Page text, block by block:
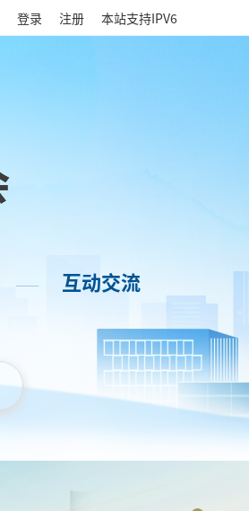
登录 注册 本站支持IPV6
—— 互动交流